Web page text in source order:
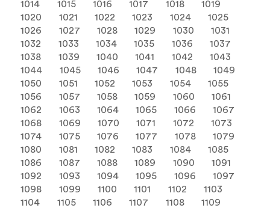
1014
1015 1016 1017 1018
1019
1020
1021 1022 1023 1024
1025
1026
1027 1028 1029 1030
1031
1032
1033 1034 1035 1036
1037
1038
1039 1040 1041 1042
1043
1044
1045 1046 1047 1048
1049
1050
1051 1052 1053 1054
1055
1056
1057 1058 1059 1060
1061
1062
1063 1064 1065 1066
1067
1068
1069 1070 1071 1072
1073
1074
1075 1076 1077 1078
1079
1080
1081 1082 1083 1084
1085
1086
1087 1088 1089 1090
1091
1092
1093 1094 1095 1096
1097
1098
1099 1100 1101 1102
1103
1104
1105 1106 1107 1108
1109